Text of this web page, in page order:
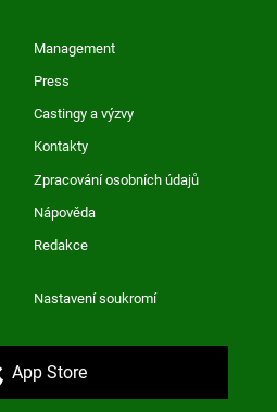
Management
Press
Castingy a výzvy
Kontakty
Zpracování osobních údajů
Nápověda
Redakce
Nastavení soukromí
App Store